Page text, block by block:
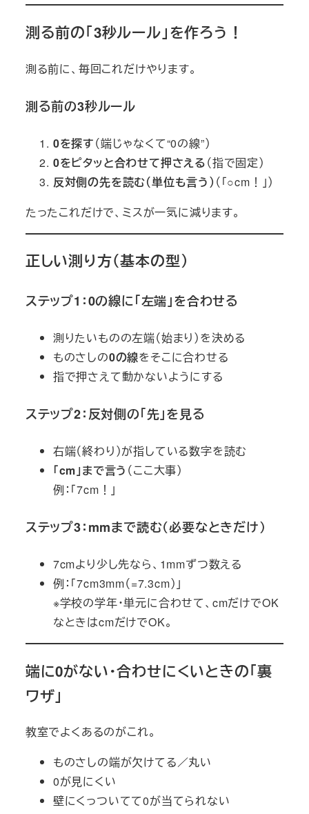
測る前の「3秒ルール」を作ろう！
測る前に、毎回これだけやります。
測る前の3秒ルール
0を探す（端じゃなくて“0の線”）
0をピタッと合わせて押さえる（指で固定）
反対側の先を読む（単位も言う） （「○cm！」）
たったこれだけで、ミスが一気に減ります。
正しい測り方（基本の型）
ステップ1：0の線に「左端」を合わせる
測りたいものの左端（始まり）を決める
ものさしの0の線をそこに合わせる
指で押さえて動かないようにする
ステップ2：反対側の「先」を見る
右端（終わり）が指している数字を読む
「cm」まで言う （ここ大事）
例：「7cm！」
ステップ3：mmまで読む（必要なときだけ）
7cmより少し先なら、1mmずつ数える
例：「7cm3mm（=7.3cm）」
※学校の学年・単元に合わせて、cmだけでOK
なときはcmだけでOK。
端に0がない・合わせにくいときの「裏
ワザ」
教室でよくあるのがこれ。
ものさしの端が欠けてる／丸い
0が見にくい
壁にくっついてて0が当てられない